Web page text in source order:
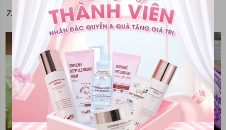
7.2. Ăn bắp cải có béo không?